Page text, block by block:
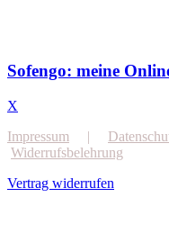
Sofengo: meine
X
Impressum |
Widerrufsbelehrung
Vertrag widerrufen